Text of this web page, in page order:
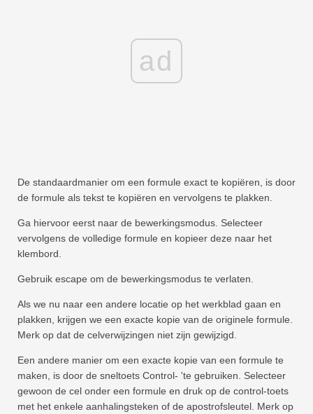
ad
De standaardmanier om een ​​formule exact te kopiëren, is door
de formule als tekst te kopiëren en vervolgens te plakken.
Ga hiervoor eerst naar de bewerkingsmodus. Selecteer
vervolgens de volledige formule en kopieer deze naar het
klembord.
Gebruik escape om de bewerkingsmodus te verlaten.
Als we nu naar een andere locatie op het werkblad gaan en
plakken, krijgen we een exacte kopie van de originele formule.
Merk op dat de celverwijzingen niet zijn gewijzigd.
Een andere manier om een ​​exacte kopie van een formule te
maken, is door de sneltoets Control- 'te gebruiken. Selecteer
gewoon de cel onder een formule en druk op de control-toets
met het enkele aanhalingsteken of de apostrofsleutel. Merk op